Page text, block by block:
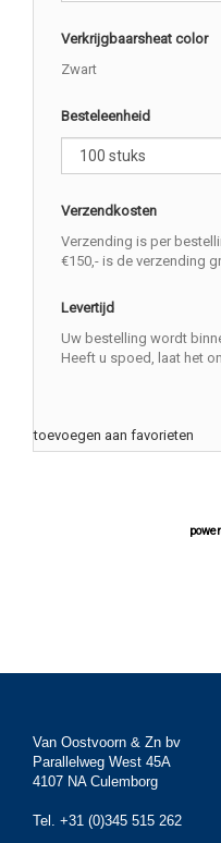
Verkrijgbaarsheat color
Zwart
Besteleenheid
Verzendkosten
Verzending is per
€150,- is de verzending
Levertijd
Uw bestelling wordt
Heeft u spoed, laat het
toevoegen aan favorieten
Van Oostvoorn & Zn bv
Parallelweg West 45A
4107 NA Culemborg
Tel. +31 (0)345 515 262